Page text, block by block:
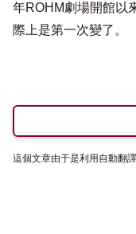
年ROHM劇場開館以
際上是第一次變了。
這個文章由于是利用自動翻